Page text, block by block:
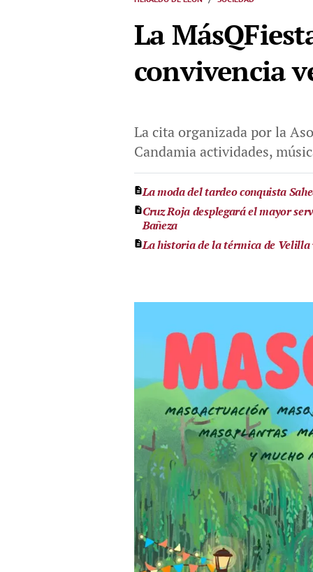
La
convivencia
La cita organizada por la
Candamia actividades,
La moda del tardeo conquista
Cruz Roja desplegará el mayor
Bañeza
La historia de la térmica de Velilla